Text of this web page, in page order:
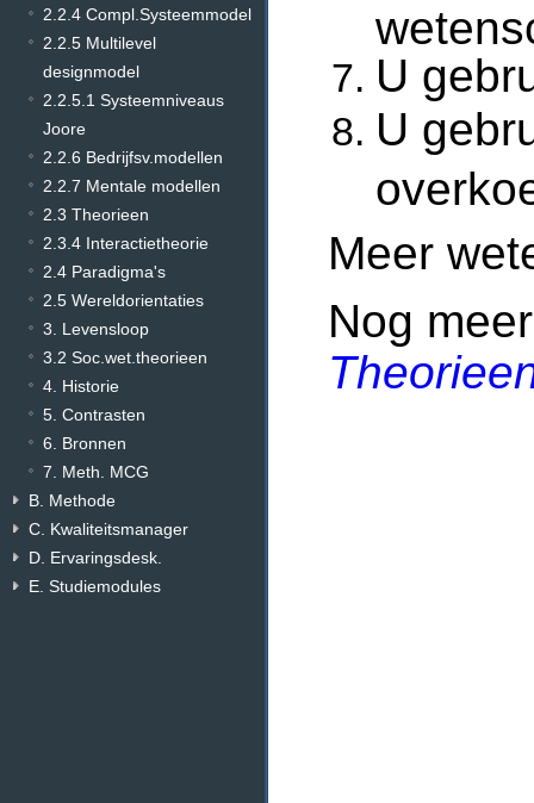
2.2.4 Compl.Systeemmodel
2.2.5 Multilevel
designmodel
2.2.5.1 Systeemniveaus
Joore
2.2.6 Bedrijfsv.modellen
2.2.7 Mentale modellen
2.3 Theorieen
2.3.4 Interactietheorie
2.4 Paradigma's
2.5 Wereldorientaties
3. Levensloop
3.2 Soc.wet.theorieen
4. Historie
5. Contrasten
6. Bronnen
7. Meth. MCG
B. Methode
C. Kwaliteitsmanager
D. Ervaringsdesk.
E. Studiemodules
U
U
Meer
Nog